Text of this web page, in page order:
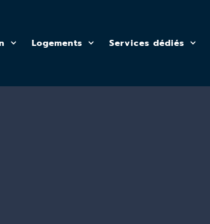
Logements Services dédiés